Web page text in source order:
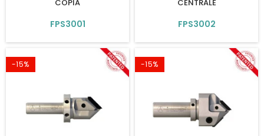
COPIA
FPS3001
CENTRALE
FPS3002
-15% -15%